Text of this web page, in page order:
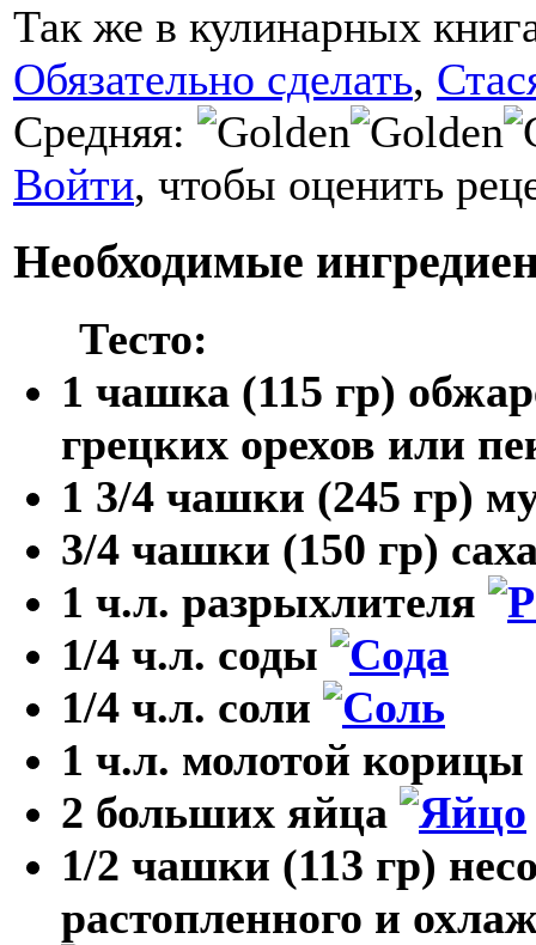
Так же в кулинарных
Обязательно сделать,
Средняя:
Войти, чтобы оценить
Необходимые
Тесто:
1 чашка (115 гр)
грецких орехов или
1 3/4 чашки (245 гр)
3/4 чашки (150 гр)
1 ч.л. разрыхлителя
1/4 ч.л. соды
1/4 ч.л. соли
1 ч.л. молотой корицы
2 больших яйца
1/2 чашки (113 гр)
растопленного и